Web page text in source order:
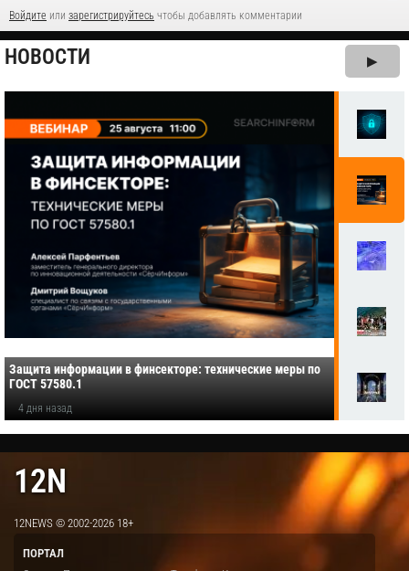
Войдите или зарегистрируйтесь чтобы добавлять комментарии
НОВОСТИ ▶
Защита информации в финсекторе: технические меры по
ГОСТ 57580.1
4 дня назад
12N
12NEWS © 2002-2026 18+
ПОРТАЛ